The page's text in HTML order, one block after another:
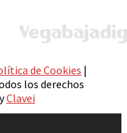
de Cookies |
los derechos
Clavei